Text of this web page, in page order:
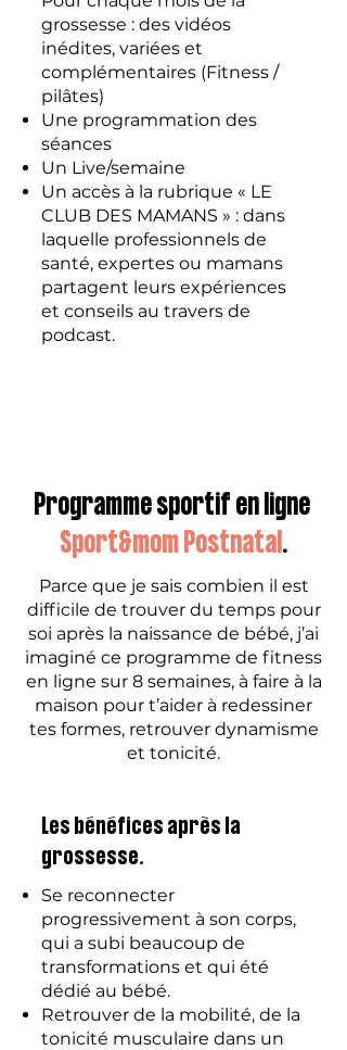
grossesse : des vidéos
inédites, variées et
complémentaires (Fitness /
pilâtes)
Une programmation des
séances
Un Live/semaine
Un accès à la rubrique « LE
CLUB DES MAMANS » : dans
laquelle professionnels de
santé, expertes ou mamans
partagent leurs expériences
et conseils au travers de
podcast.
Programme sportif en ligne
Sport&mom Postnatal.
Parce que je sais combien il est
difficile de trouver du temps pour
soi après la naissance de bébé, j’ai
imaginé ce programme de fitness
en ligne sur 8 semaines, à faire à la
maison pour t’aider à redessiner
tes formes, retrouver dynamisme
et tonicité.
Les bénéfices après la
grossesse.
Se reconnecter
progressivement à son corps,
qui a subi beaucoup de
transformations et qui été
dédié au bébé.
Retrouver de la mobilité, de la
tonicité musculaire dans un